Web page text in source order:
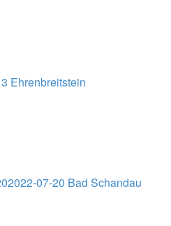
Ehrenbreitstein
07-20 Bad Schandau